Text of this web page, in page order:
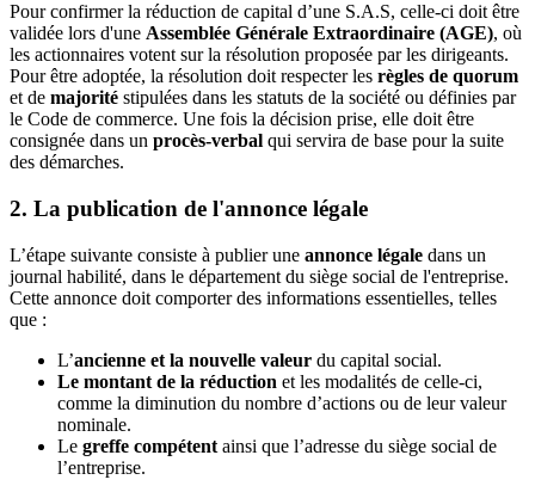
Pour confirmer la réduction de capital d’une S.A.S, celle-ci doit être
validée lors d'une Assemblée Générale Extraordinaire (AGE), où
les actionnaires votent sur la résolution proposée par les dirigeants.
Pour être adoptée, la résolution doit respecter les règles de quorum
et de majorité stipulées dans les statuts de la société ou définies par
le Code de commerce. Une fois la décision prise, elle doit être
consignée dans un procès-verbal qui servira de base pour la suite
des démarches.
2. La publication de l'annonce légale
L’étape suivante consiste à publier une annonce légale dans un
journal habilité, dans le département du siège social de l'entreprise.
Cette annonce doit comporter des informations essentielles, telles
que :
L’ancienne et la nouvelle valeur du capital social.
Le montant de la réduction et les modalités de celle-ci,
comme la diminution du nombre d’actions ou de leur valeur
nominale.
Le greffe compétent ainsi que l’adresse du siège social de
l’entreprise.